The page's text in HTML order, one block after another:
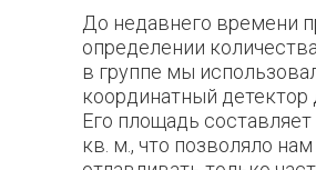
До недавнего времени
определении
в группе мы
координатный
Его площадь
кв. м., что позволяло нам